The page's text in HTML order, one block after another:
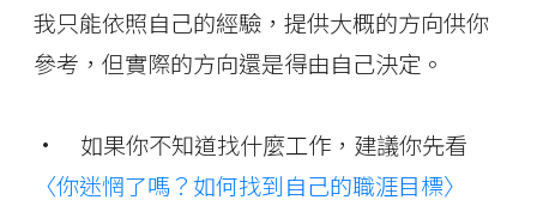
我只能依照自己的經驗，提供大概的方向供你
參考，但實際的方向還是得由自己決定。
• 如果你不知道找什麼工作，建議你先看
〈你迷惘了嗎？如何找到自己的職涯目標〉